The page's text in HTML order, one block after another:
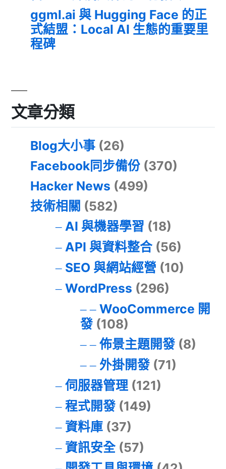
ggml.ai 與 Hugging Face 的正
式結盟：Local AI 生態的重要里
程碑
文章分類
Blog大小事 (26)
Facebook同步備份 (370)
Hacker News (499)
技術相關 (582)
AI 與機器學習 (18)
API 與資料整合(56)
SEO 與網站經營 (10)
WordPress (296)
WooCommerce 開
發(108)
佈景主題開發(8)
外掛開發(71)
伺服器管理(121)
程式開發(149)
資料庫(37)
資訊安全(57)